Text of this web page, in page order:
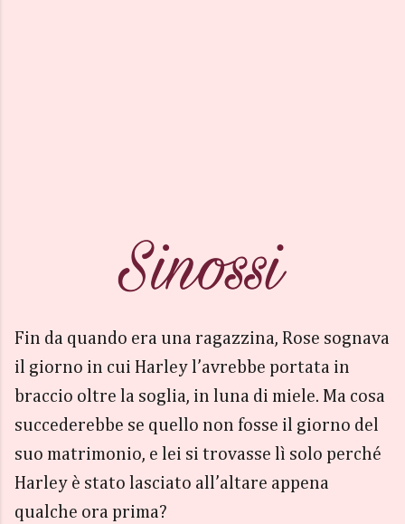
Fin da quando era una ragazzina, Rose sognava
il giorno in cui Harley l’avrebbe portata in
braccio oltre la soglia, in luna di miele. Ma cosa
succederebbe se quello non fosse il giorno del
suo matrimonio, e lei si trovasse lì solo perché
Harley è stato lasciato all’altare appena
qualche ora prima?